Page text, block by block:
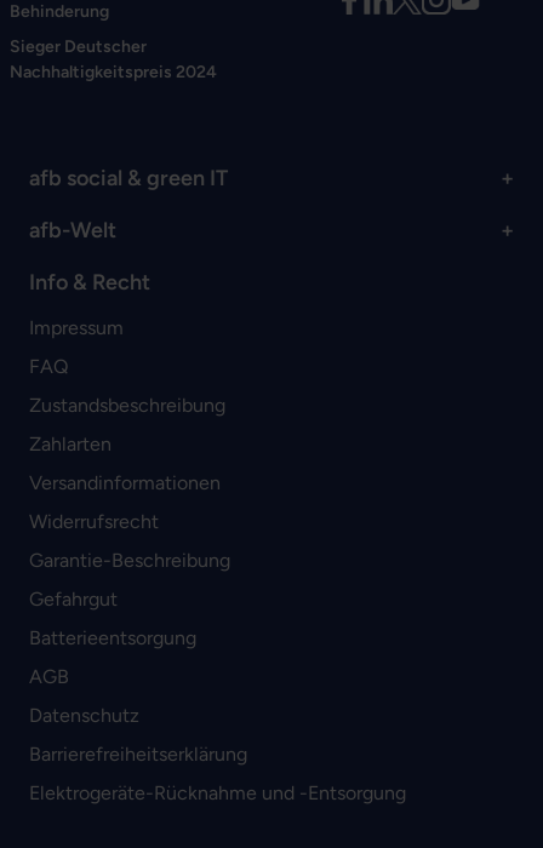
Behinderung
Sieger Deutscher
Nachhaltigkeitspreis 2024
afb social & green IT
afb-Welt
Info & Recht
Impressum
FAQ
Zustandsbeschreibung
Zahlarten
Versandinformationen
Widerrufsrecht
Garantie-Beschreibung
Gefahrgut
Batterieentsorgung
AGB
Datenschutz
Barrierefreiheitserklärung
Elektrogeräte-Rücknahme und -Entsorgung